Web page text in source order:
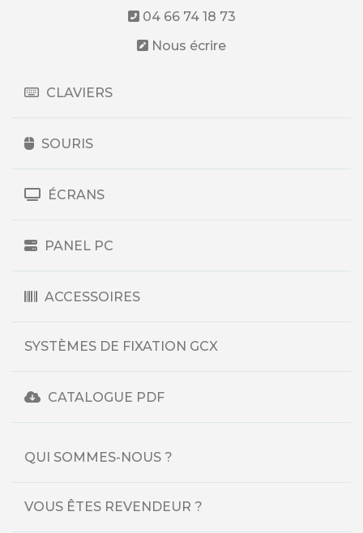
04 66 74 18 73
Nous écrire
CLAVIERS
SOURIS
ÉCRANS
PANEL PC
ACCESSOIRES
SYSTÈMES DE FIXATION GCX
CATALOGUE PDF
QUI SOMMES-NOUS ?
VOUS ÊTES REVENDEUR ?